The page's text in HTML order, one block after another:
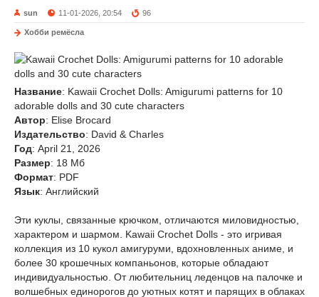
sun 11-01-2026, 20:54 96
Хобби ремёсла
Название: Kawaii Crochet Dolls: Amigurumi patterns for 10
adorable dolls and 30 cute characters
Автор: Elise Brocard
Издательство: David & Charles
Год: April 21, 2026
Размер: 18 Мб
Формат: PDF
Язык: Английский
Эти куклы, связанные крючком, отличаются миловидностью,
характером и шармом. Kawaii Crochet Dolls - это игривая
коллекция из 10 кукол амигуруми, вдохновленных аниме, и
более 30 крошечных компаньонов, которые обладают
индивидуальностью. От любительниц леденцов на палочке и
волшебных единорогов до уютных котят и парящих в облаках